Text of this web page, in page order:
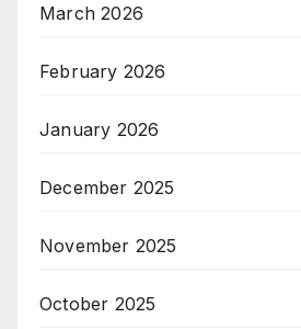
March 2026
February 2026
January 2026
December 2025
November 2025
October 2025